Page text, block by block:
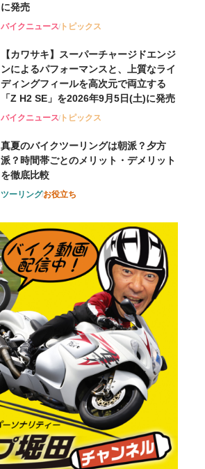
に発売
バイクニューストピックス
【カワサキ】スーパーチャージドエンジ
ンによるパフォーマンスと、上質なライ
ディングフィールを高次元で両立する
「Z H2 SE」を2026年9月5日(土)に発売
バイクニューストピックス
真夏のバイクツーリングは朝派？夕方
派？時間帯ごとのメリット・デメリット
を徹底比較
ツーリングお役立ち